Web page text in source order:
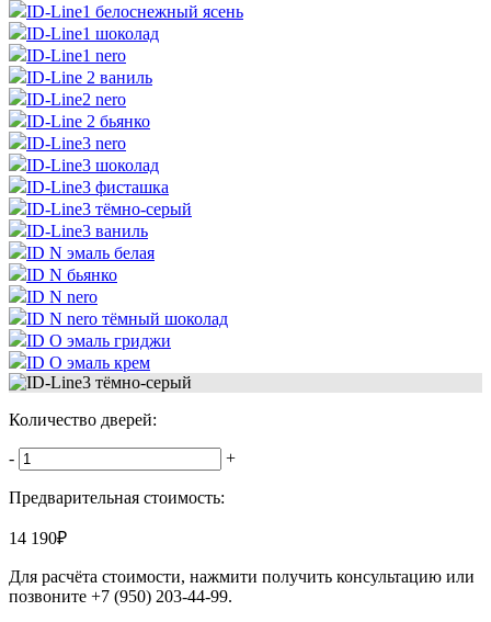
ID-Line1 белоснежный ясень
ID-Line1 шоколад
ID-Line1 nero
ID-Line 2 ваниль
ID-Line2 nero
ID-Line 2 бьянко
ID-Line3 nero
ID-Line3 шоколад
ID-Line3 фисташка
ID-Line3 тёмно-серый
ID-Line3 ваниль
ID N эмаль белая
ID N бьянко
ID N nero
ID N nero тёмный шоколад
ID O эмаль гриджи
ID O эмаль крем
Количество дверей:
- +
Предварительная стоимость:
14 190₽
Для расчёта стоимости, нажмити получить консультацию или
позвоните +7 (950) 203-44-99.